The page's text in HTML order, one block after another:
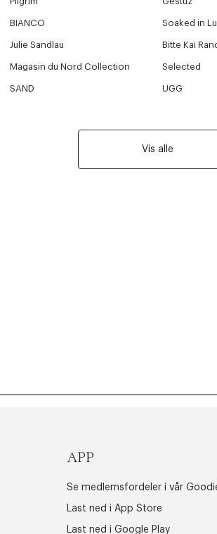
BIANCO Soaked in
Julie Sandlau Bitte Kai
Magasin du Nord Collection Selected
SAND UGG
Vis alle
APP
Se medlemsfordeler i vår
Last ned i App Store
Last ned i Google Play